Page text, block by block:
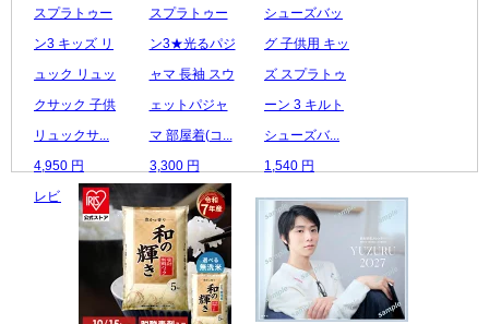
スプラトゥー
ン3 キッズ リ
ュック リュッ
クサック 子供
リュックサ...
4,950 円
レビュー数：0
スプラトゥー
ン3★光るパジ
ャマ 長袖 スウ
ェットパジャ
マ 部屋着(コ...
3,300 円
レビュー数：0
シューズバッ
グ 子供用 キッ
ズ スプラトゥ
ーン 3 キルト
シューズバ...
1,540 円
レビュー数：0